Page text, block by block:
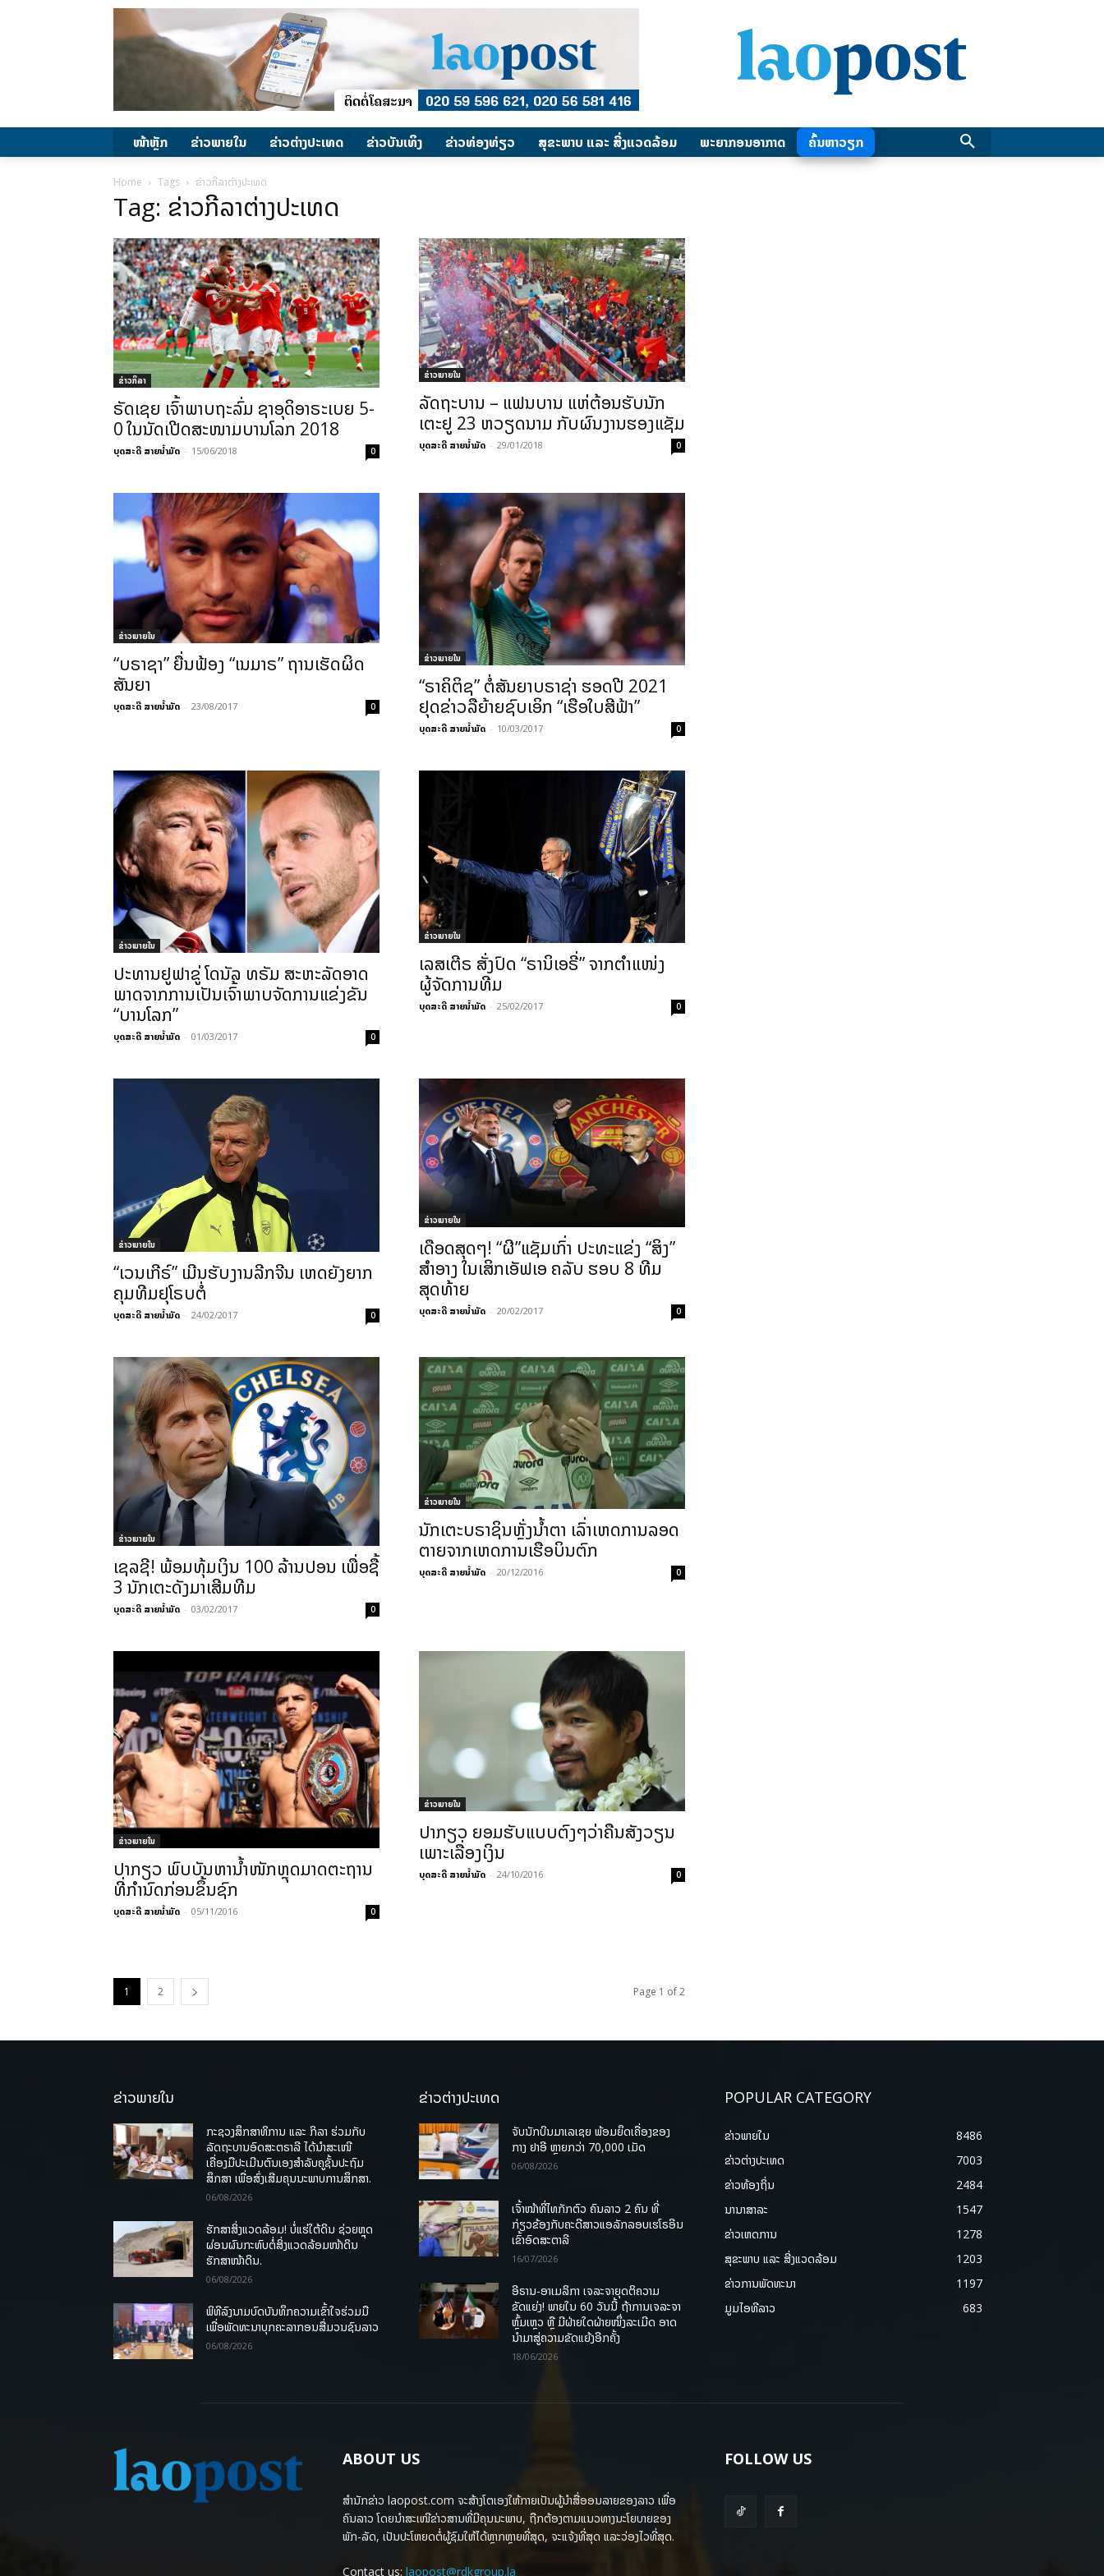
ໜ້າຫຼັກ ຂ່າວພາຍ​ໃນ ຂ່າວຕ່າງປະເທດ ​ຂ່າວບັນເທິງ ​ຂ່າວທ່ອງທ່ຽວ ສຸຂະພາບ ແລະ ສີ່ງແວດລ້ອມ ພະຍາກອນອາກາດ ຄົ້ນຫາວຽກ
Home Tags ຂ່າວກີລາຕ່າງປະເທດ
Tag: ຂ່າວກີລາຕ່າງປະເທດ
ຂ່າວກິລາ
ຣັດເຊຍ ເຈົ້າພາບຖະລົ່ມ ຊາອຸດິອາຣະເບຍ 5-
0 ໃນນັດເປີດສະໜາມບານໂລກ 2018
ບຸດສະດີ ສາຍນ້ຳມັດ - 15/06/2018 0
ຂ່າວພາຍ​ໃນ
ລັດຖະບານ – ແຟນບານ ແຫ່ຕ້ອນຮັບນັກ
ເຕະຢູ 23 ຫວຽດນາມ ກັບຜົນງານຮອງແຊັມ
ບຸດສະດີ ສາຍນ້ຳມັດ - 29/01/2018 0
ຂ່າວພາຍ​ໃນ
“ບຣາຊາ” ຍື່ນຟ້ອງ “ເນມາຣ” ຖານເຮັດຜິດ
ສັນຍາ
ບຸດສະດີ ສາຍນ້ຳມັດ - 23/08/2017 0
ຂ່າວພາຍ​ໃນ
“ຣາຄິຕິຊ” ຕໍ່ສັນຍາບຣາຊ່າ ຮອດປີ 2021
ຢຸດຂ່າວລືຍ້າຍຊົບເອິກ “ເຮືອໃບສີຟ້າ”
ບຸດສະດີ ສາຍນ້ຳມັດ - 10/03/2017 0
ຂ່າວພາຍ​ໃນ
ປະທານຢູຟາຂູ່ ໂດນັລ ທຣັມ ສະຫະລັດອາດ
ພາດຈາກການເປັນເຈົ້າພາບຈັດການແຂ່ງຂັນ
“ບານໂລກ”
ບຸດສະດີ ສາຍນ້ຳມັດ - 01/03/2017 0
ຂ່າວພາຍ​ໃນ
ເລສເຕີຣ ສັ່ງປົດ “ຣານິເອຣີ່” ຈາກຕຳແໜ່ງ
ຜູ້ຈັດການທີມ
ບຸດສະດີ ສາຍນ້ຳມັດ - 25/02/2017 0
ຂ່າວພາຍ​ໃນ
“ເວນເກີຣ໌” ເມີນຮັບງານລີກຈີນ ເຫດຍັງຍາກ
ຄຸມທີມຢຸໂຣບຕໍ່
ບຸດສະດີ ສາຍນ້ຳມັດ - 24/02/2017 0
ຂ່າວພາຍ​ໃນ
ເດືອດສຸດໆ! “ຜີ”ແຊັມເກົ່າ ປະທະແຂ່ງ “ສິງ”
ສຳອາງ ໃນເສິກເອັຟເອ ຄລັບ ຮອບ 8 ທີມ
ສຸດທ້າຍ
ບຸດສະດີ ສາຍນ້ຳມັດ - 20/02/2017 0
ຂ່າວພາຍ​ໃນ
ເຊລຊີ! ພ້ອມທຸ້ມເງິນ 100 ລ້ານປອນ ເພື່ອຊື້
3 ນັກເຕະດັງມາເສີມທີມ
ບຸດສະດີ ສາຍນ້ຳມັດ - 03/02/2017 0
ຂ່າວພາຍ​ໃນ
ນັກເຕະບຣາຊິນຫຼັ່ງນ້ຳຕາ ເລົ່າເຫດການລອດ
ຕາຍຈາກເຫດການເຮືອບິນຕົກ
ບຸດສະດີ ສາຍນ້ຳມັດ - 20/12/2016 0
ຂ່າວພາຍ​ໃນ
ປາກຽວ ພົບບັນຫານ້ຳໜັກຫຼຸດມາດຕະຖານ
ທີ່ກຳນົດກ່ອນຂຶ້ນຊົກ
ບຸດສະດີ ສາຍນ້ຳມັດ - 05/11/2016 0
ຂ່າວພາຍ​ໃນ
ປາກຽວ ຍອມຮັບແບບຕົງໆວ່າຄືນສັງວຽນ
ເພາະເລື່ອງເງິນ
ບຸດສະດີ ສາຍນ້ຳມັດ - 24/10/2016 0
1 2 Page 1 of 2
ຂ່າວພາຍໃນ
ກະຊວງສຶກສາທິການ ແລະ ກິລາ ຮ່ວມກັບ
ລັດຖະບານອົດສະຕຣາລີ ໄດ້ນຳສະເໜີ
ເຄື່ອງມືປະເມີນຕົນເອງສຳລັບຄູຊັ້ນປະຖົມ
ສຶກສາ ເພື່ອສົ່ງເສີມຄຸນນະພາບການສຶກສາ.
06/08/2026
ຮັກສາສິ່ງແວດລ້ອມ! ບໍ່ແຮ່ໃຕ້ດິນ ຊ່ວຍຫຼຸດ
ຜ່ອນຜົນກະທົບຕໍ່ສິ່ງແວດລ້ອມໜ້າດິນ
ຮັກສາໜ້າດິນ.
06/08/2026
ພິທີລົງນາມບົດບັນທຶກຄວາມເຂົ້າໃຈຮ່ວມມື
ເພື່ອພັດທະນາບຸກຄະລາກອນສື່ມວນຊົນລາວ
06/08/2026
ຂ່າວຕ່າງປະເທດ
ຈັບນັກບິນມາເລເຊຍ ພ້ອມຍຶດເຄື່ອງຂອງ
ກາງ ຢາອີ ຫຼາຍກວ່າ 70,000 ເມັດ
06/08/2026
ເຈົ້າໜ້າທີ່ໄທກັກຕົວ ຄົນລາວ 2 ຄົນ ທີ່
ກ່ຽວຂ້ອງກັບຄະດີສາວແອລັກລອບເຮໂຣອີນ
ເຂົ້າອົດສະຕາລີ
16/07/2026
ອີຣານ-ອາເມລິກາ ເຈລະຈາຍຸດຕິຄວາມ
ຂັດແຍ່ງ! ພາຍໃນ 60 ວັນນີ້ ຖ້າການເຈລະຈາ
ຫຼົ້ມເຫຼວ ຫຼື ມີຝ່າຍໃດຝ່າຍໜຶ່ງລະເມີດ ອາດ
ນໍາມາສູ່ຄວາມຂັດແຍ້ງອີກຄັ້ງ
18/06/2026
POPULAR CATEGORY
ຂ່າວພາຍ​ໃນ
8486
ຂ່າວຕ່າງປະເທດ
7003
ຂ່າວທ້ອງຖິ່ນ
2484
ນານາສາລະ
1547
ຂ່າວເຫດການ
1278
ສຸຂະພາບ ແລະ ສີ່ງແວດລ້ອມ
1203
ຂ່າວການພັດທະນາ
1197
ມູມໄອທີລາວ
683
ABOUT US
ສຳນັກຂ່າວ laopost.com ຈະສ້າງໂຕເອງໃຫ້ກາຍເປັນຜູ້ນຳສື່ອອນລາຍຂອງລາວ ເພື່ອ
ຄົນລາວ ໂດຍນຳສະເໜີຂ່າວສານທີ່ມີຄຸນນະພາບ, ຖືກຕ້ອງຕາມແນວທາງນະໂຍບາຍຂອງ
ພັກ-ລັດ, ເປັນປະໂຫຍດຕໍ່ຜູ້ຊົມໃຫ້ໄດ້ຫຼາກຫຼາຍທີ່ສຸດ, ຈະແຈ້ງທີ່ສຸດ ແລະວ່ອງໄວທີ່ສຸດ.
Contact us: laopost@rdkgroup.la
FOLLOW US